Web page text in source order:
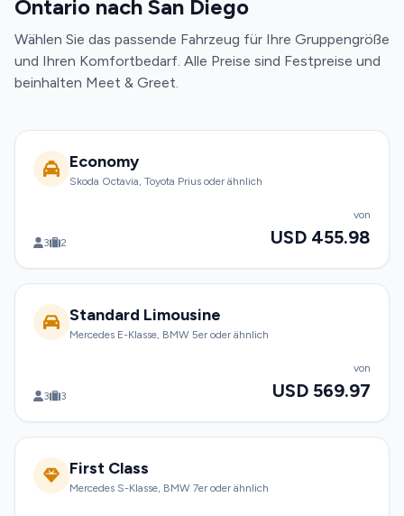
Ontario nach San Diego
Wählen Sie das passende Fahrzeug für Ihre Gruppengröße
und Ihren Komfortbedarf. Alle Preise sind Festpreise und
beinhalten Meet & Greet.
Economy
Skoda Octavia, Toyota Prius oder ähnlich
3 2
von
USD 455.98
Standard Limousine
Mercedes E-Klasse, BMW 5er oder ähnlich
3 3
von
USD 569.97
First Class
Mercedes S-Klasse, BMW 7er oder ähnlich